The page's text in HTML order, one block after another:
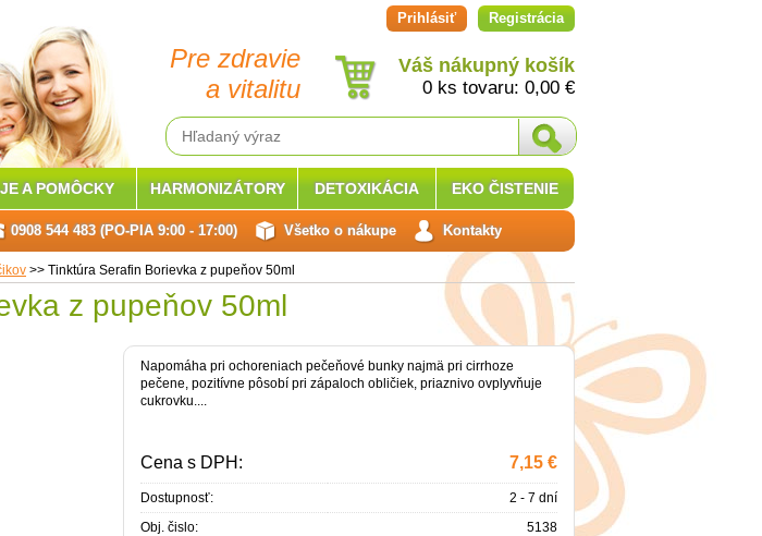
Pre zdravie
a vitalitu
Prihlásiť Registrácia
Váš nákupný košík
0 ks tovaru: 0,00 €
>> Tinktúra Serafin Borievka z pupeňov 50ml
z pupeňov 50ml
Napomáha pri ochoreniach pečeňové bunky najmä pri cirrhoze
pečene, pozitívne pôsobí pri zápaloch obličiek, priaznivo ovplyvňuje
cukrovku....
Cena s DPH: 7,15 €
Dostupnosť:
2 - 7 dní
Obj. čislo:
5138
A POMÔCKY HARMONIZÁTORY DETOXIKÁCIA EKO ČISTENIE
0908 544 483 (PO-PIA 9:00 - 17:00) Všetko o nákupe Kontakty